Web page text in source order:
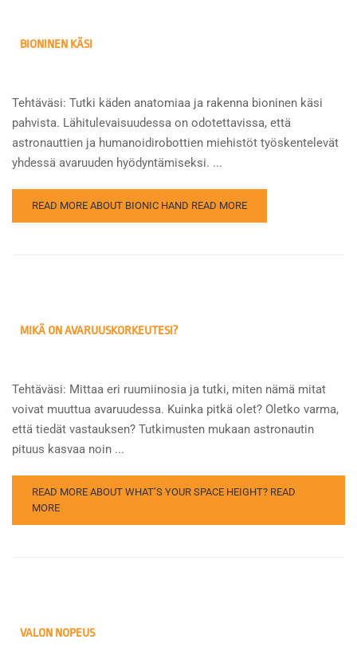
BIONINEN KÄSI
Tehtäväsi: Tutki käden anatomiaa ja rakenna bioninen käsi
pahvista. Lähitulevaisuudessa on odotettavissa, että
astronauttien ja humanoidirobottien miehistöt työskentelevät
yhdessä avaruuden hyödyntämiseksi. ...
READ MORE ABOUT BIONIC HAND READ MORE
MIKÄ ON AVARUUSKORKEUTESI?
Tehtäväsi: Mittaa eri ruumiinosia ja tutki, miten nämä mitat
voivat muuttua avaruudessa. Kuinka pitkä olet? Oletko varma,
että tiedät vastauksen? Tutkimusten mukaan astronautin
pituus kasvaa noin ...
READ MORE ABOUT WHAT’S YOUR SPACE HEIGHT? READ
MORE
VALON NOPEUS